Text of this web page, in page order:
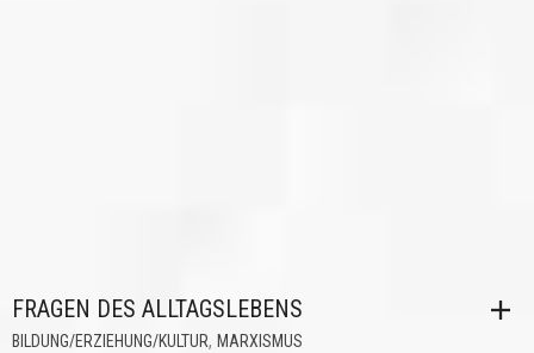
FRAGEN DES ALLTAGSLEBENS
BILDUNG/ERZIEHUNG/KULTUR, MARXISMUS